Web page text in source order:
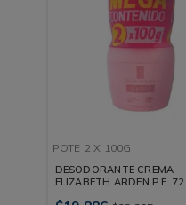
POTE 2 X 100G
DESODORANTE CREMA
ELIZABETH ARDEN P.E.